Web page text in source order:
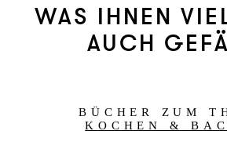
WAS IHNEN
AUCH
BÜCHER ZUM
KOCHEN &